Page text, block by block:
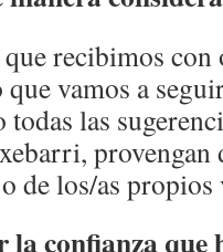
que recibimos
vamos a
las
provengan
de los/as propios
confianza que